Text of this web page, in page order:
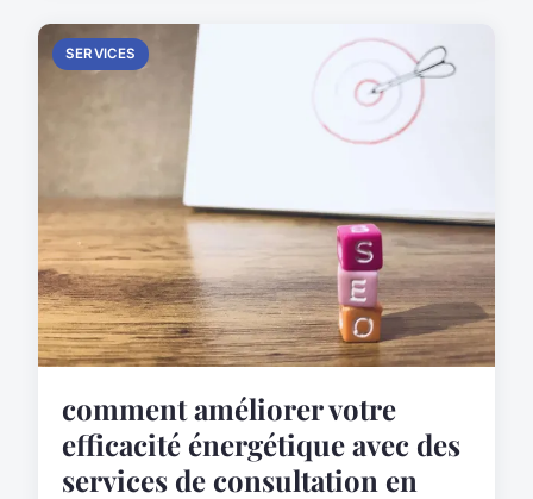
SERVICES
comment améliorer votre
efficacité énergétique avec des
services de consultation en